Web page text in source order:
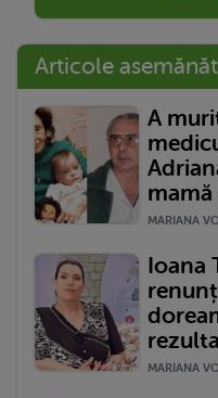
Articole
A
MARIANA
Ioana
MARIANA